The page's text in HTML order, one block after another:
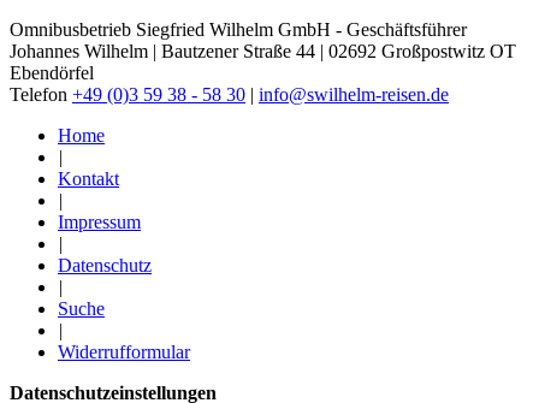
Omnibusbetrieb Siegfried Wilhelm GmbH - Geschäftsführer
Johannes Wilhelm | Bautzener Straße 44 | 02692 Großpostwitz OT
Ebendörfel
Telefon +49 (0)3 59 38 - 58 30 | info@swilhelm-reisen.de
Home
|
Kontakt
|
Impressum
|
Datenschutz
|
Suche
|
Widerrufformular
Datenschutzeinstellungen